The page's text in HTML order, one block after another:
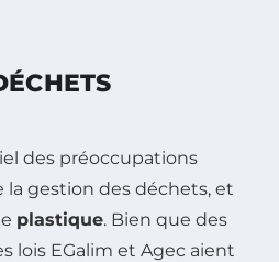
des préoccupations
gestion des déchets, et
plastique. Bien que des
lois EGalim et Agec aient